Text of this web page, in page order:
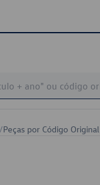
/Peças por Código Original